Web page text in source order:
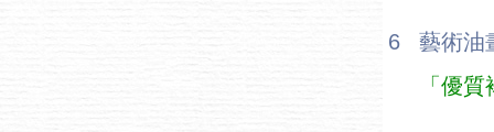
6
藝術油
「優